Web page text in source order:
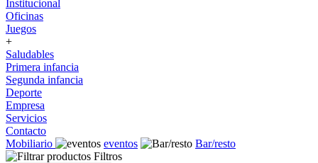
Institucional
Oficinas
Juegos
+
Saludables
Primera infancia
Segunda infancia
Deporte
Empresa
Servicios
Contacto
Mobiliario
eventos
Bar/resto
Filtros